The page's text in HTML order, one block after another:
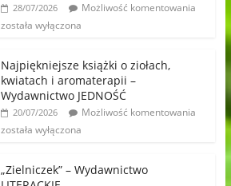
28/07/2026
Możliwość komentowania
została wyłączona
Najpiękniejsze książki o ziołach,
kwiatach i aromaterapii –
Wydawnictwo JEDNOŚĆ
20/07/2026
Możliwość komentowania
została wyłączona
„Zielniczek” – Wydawnictwo